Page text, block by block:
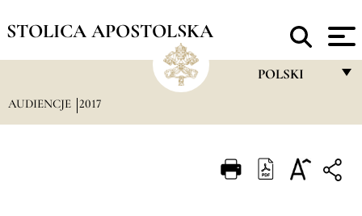
STOLICA APOSTOLSKA
POLSKI
ITALIANO
AUDIENCJE 2017